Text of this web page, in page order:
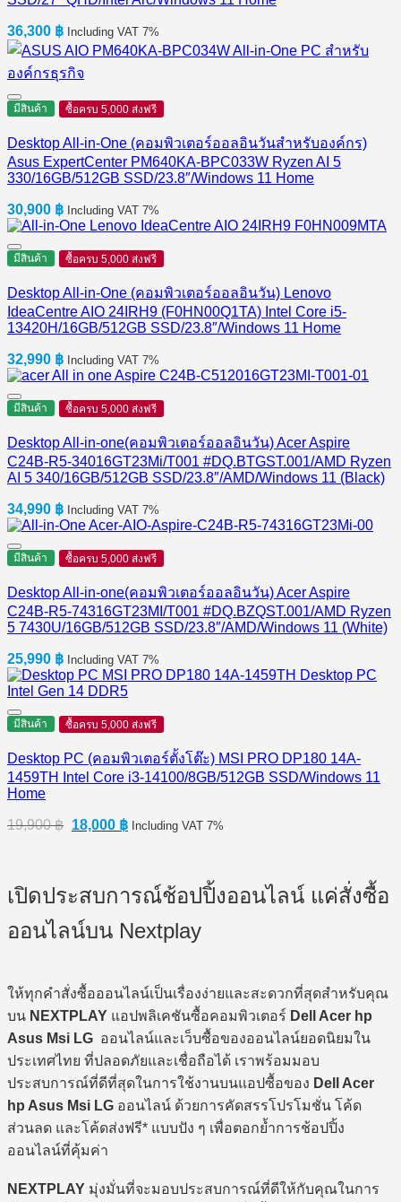
36,300 ฿ Including VAT 7%
มีสินค้า ซื้อครบ 5,000 ส่งฟรี
Desktop All-in-One (คอมพิวเตอร์ออลอินวันสำหรับองค์กร)
Asus ExpertCenter PM640KA-BPC033W Ryzen AI 5
330/16GB/512GB SSD/23.8″/Windows 11 Home
30,900 ฿ Including VAT 7%
มีสินค้า ซื้อครบ 5,000 ส่งฟรี
Desktop All-in-One (คอมพิวเตอร์ออลอินวัน) Lenovo
IdeaCentre AIO 24IRH9 (F0HN00Q1TA) Intel Core i5-
13420H/16GB/512GB SSD/23.8″/Windows 11 Home
32,990 ฿ Including VAT 7%
มีสินค้า ซื้อครบ 5,000 ส่งฟรี
Desktop All-in-one(คอมพิวเตอร์ออลอินวัน) Acer Aspire
C24B-R5-34016GT23Mi/T001 #DQ.BTGST.001/AMD Ryzen
AI 5 340/16GB/512GB SSD/23.8″/AMD/Windows 11 (Black)
34,990 ฿ Including VAT 7%
มีสินค้า ซื้อครบ 5,000 ส่งฟรี
Desktop All-in-one(คอมพิวเตอร์ออลอินวัน) Acer Aspire
C24B-R5-74316GT23MI/T001 #DQ.BZQST.001/AMD Ryzen
5 7430U/16GB/512GB SSD/23.8″/AMD/Windows 11 (White)
25,990 ฿ Including VAT 7%
มีสินค้า ซื้อครบ 5,000 ส่งฟรี
Desktop PC (คอมพิวเตอร์ตั้งโต๊ะ) MSI PRO DP180 14A-
1459TH Intel Core i3-14100/8GB/512GB SSD/Windows 11
Home
19,900฿ Original
18,000 ฿Current
Including VAT 7%
เปิดประสบการณ์ช้อปปิ้งออนไลน์ แค่สั่งซื้อ
ออนไลน์บน Nextplay
ให้ทุกคำสั่งซื้อออนไลน์เป็นเรื่องง่ายและสะดวกที่สุดสำหรับคุณ
บน NEXTPLAY แอปพลิเคชันซื้อคอมพิวเตอร์ Dell Acer hp
Asus Msi LG ออนไลน์และเว็บซื้อของออนไลน์ยอดนิยมใน
ประเทศไทย ที่ปลอดภัยและเชื่อถือได้ เราพร้อมมอบ
ประสบการณ์ที่ดีที่สุดในการใช้งานบนแอปซื้อของ Dell Acer
hp Asus Msi LG ออนไลน์ ด้วยการคัดสรรโปรโมชั่น โค้ด
ส่วนลด และโค้ดส่งฟรี* แบบปัง ๆ เพื่อตอกย้ำการช้อปปิ้ง
ออนไลน์ที่คุ้มค่า
NEXTPLAY มุ่งมั่นที่จะมอบประสบการณ์ที่ดีให้กับคุณในการ